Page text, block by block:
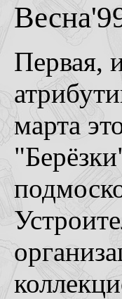
Первая,
марта